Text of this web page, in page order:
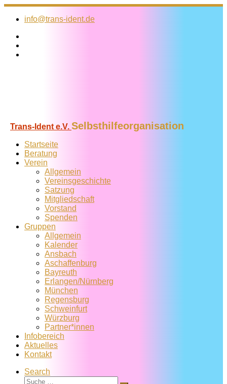
Zum
Inhalt
info@trans-ident.de
Trans-Ident e.V. Selbsthilfeorganisation
Startseite
Beratung
Verein
Allgemein
Vereins­geschichte
Satzung
Mitglied­schaft
Vorstand
Spenden
Gruppen
Allgemein
Kalender
Ansbach
Aschaffenburg
Bayreuth
Erlangen/Nürnberg
München
Regensburg
Schweinfurt
Würzburg
Partner*innen
Infobereich
Aktuelles
Kontakt
Search
Suche